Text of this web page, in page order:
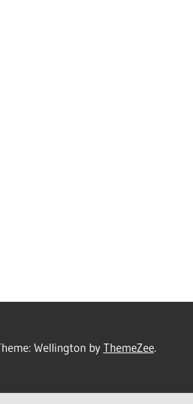
Wellington byThemeZee.